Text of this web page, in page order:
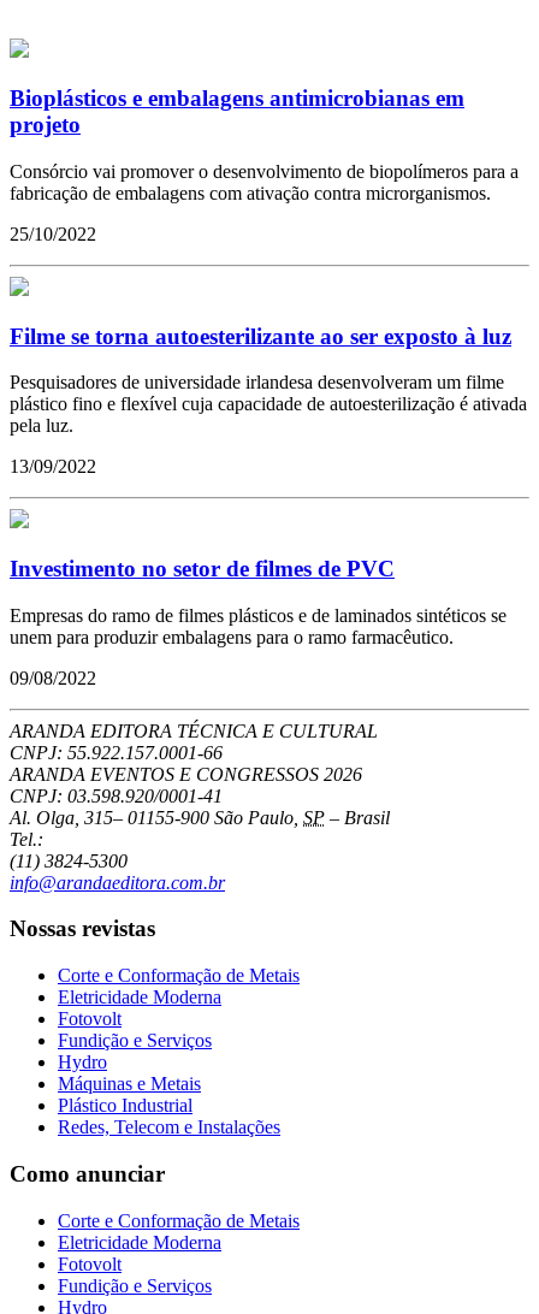
Bioplásticos e embalagens antimicrobianas em
projeto
Consórcio vai promover o desenvolvimento de biopolímeros para a
fabricação de embalagens com ativação contra microrganismos.
25/10/2022
Filme se torna autoesterilizante ao ser exposto à luz
Pesquisadores de universidade irlandesa desenvolveram um filme
plástico fino e flexível cuja capacidade de autoesterilização é ativada
pela luz.
13/09/2022
Investimento no setor de filmes de PVC
Empresas do ramo de filmes plásticos e de laminados sintéticos se
unem para produzir embalagens para o ramo farmacêutico.
09/08/2022
ARANDA EDITORA TÉCNICA E CULTURAL
CNPJ: 55.922.157.0001-66
ARANDA EVENTOS E CONGRESSOS 2026
CNPJ: 03.598.920/0001-41
Al. Olga, 315– 01155-900 São Paulo SP – Brasil
Tel.:
(11) 3824-5300
info@arandaeditora.com.br
Nossas revistas
Corte e Conformação de Metais
Eletricidade Moderna
Fotovolt
Fundição e Serviços
Hydro
Máquinas e Metais
Plástico Industrial
Redes, Telecom e Instalações
Como anunciar
Corte e Conformação de Metais
Eletricidade Moderna
Fotovolt
Fundição e Serviços
Hydro